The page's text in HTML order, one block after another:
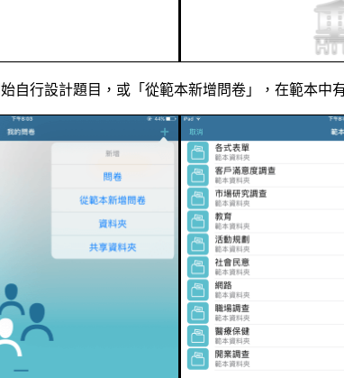
自行設計題目，或「從範本新增問卷」，在範本